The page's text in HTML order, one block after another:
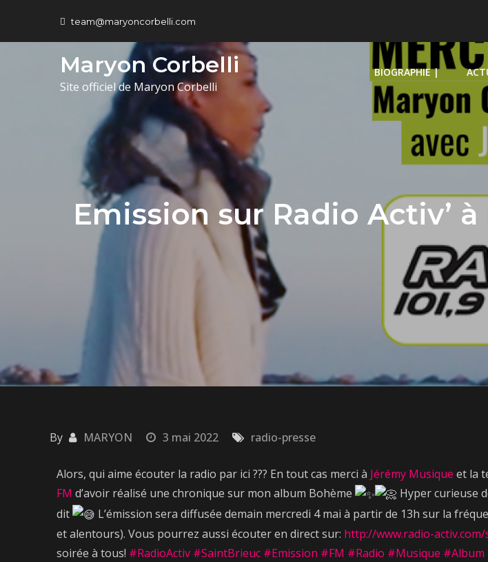
team@maryoncorbelli.com
Maryon Corbelli
Site officiel de Maryon Corbelli
BIOGRAPHIE |
Emission sur Radio Activ’
By MARYON 3 mai 2022 radio-presse
Alors, qui aime écouter la radio par ici ??? En tout cas merci à Jérémy Musique et la
FM d’avoir réalisé une chronique sur mon album Bohème
Hyper curieuse
dit
L’émission sera diffusée demain mercredi 4 mai à partir de 13h sur la
et alentours). Vous pourrez aussi écouter en direct sur: http://www.radio-
soirée à tous! #RadioActiv #SaintBrieuc #Emission #FM #Radio #Musique #Album